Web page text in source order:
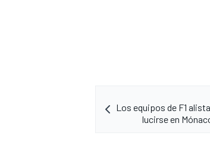
Los equipos de F1
lucirse en